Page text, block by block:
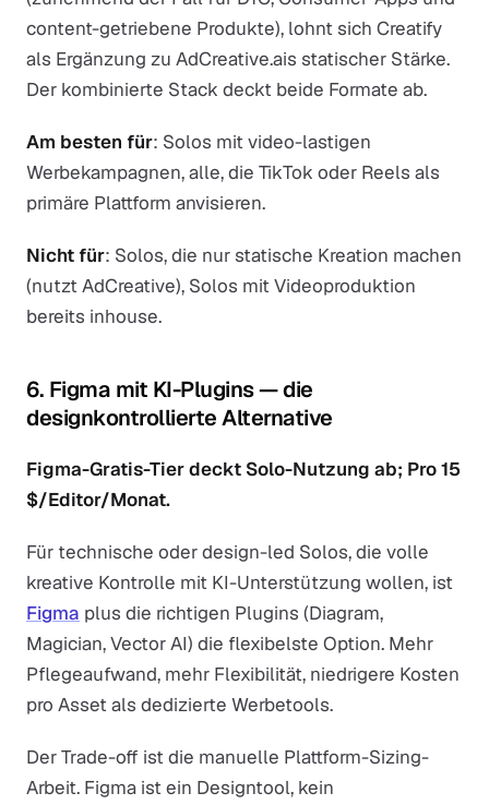
content-getriebene Produkte), lohnt sich Creatify
als Ergänzung zu AdCreative.ais statischer Stärke.
Der kombinierte Stack deckt beide Formate ab.
Am besten für: Solos mit video-lastigen
Werbekampagnen, alle, die TikTok oder Reels als
primäre Plattform anvisieren.
Nicht für: Solos, die nur statische Kreation machen
(nutzt AdCreative), Solos mit Videoproduktion
bereits inhouse.
6. Figma mit KI-Plugins — die
designkontrollierte Alternative
Figma-Gratis-Tier deckt Solo-Nutzung ab; Pro 15
$/Editor/Monat.
Für technische oder design-led Solos, die volle
kreative Kontrolle mit KI-Unterstützung wollen, ist
Figma plus die richtigen Plugins (Diagram,
Magician, Vector AI) die flexibelste Option. Mehr
Pflegeaufwand, mehr Flexibilität, niedrigere Kosten
pro Asset als dedizierte Werbetools.
Der Trade-off ist die manuelle Plattform-Sizing-
Arbeit. Figma ist ein Designtool, kein